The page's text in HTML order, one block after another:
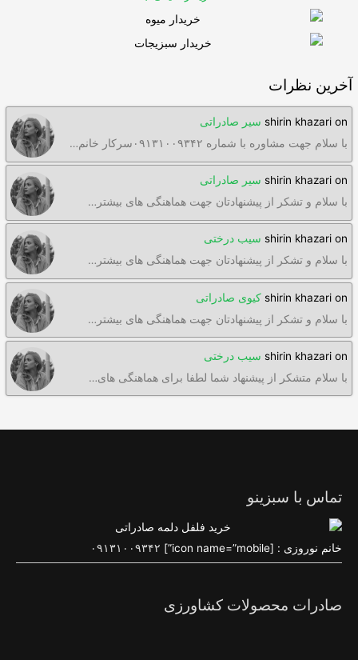
آخرین نظرات
shirin khazari on
سیر صادراتی
با سلام جهت مشاوره با شماره ۰۹۱۳۱۰۰۹۳۴۲سرکار خانم…
shirin khazari on
سیر صادراتی
با سلام و تشکر از پیشنهادتان جهت هماهنگی های بیشتر…
shirin khazari on
سیب درختی
با سلام و تشکر از پیشنهادتان جهت هماهنگی های بیشتر…
shirin khazari on
کیوی صادراتی
با سلام و تشکر از پیشنهادتان جهت هماهنگی های بیشتر…
shirin khazari on
سیب درختی
با سلام متشکر از پیشنهاد شما لطفا برای هماهنگی های…
تماس با سبزینو
خانم نوروزی : [icon name=”mobile”] ۰۹۱۳۱۰۰۹۳۴۲
صادرات محصولات کشاورزی